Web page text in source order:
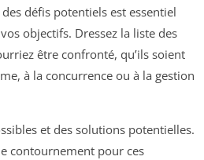
défis potentiels est essentiel
objectifs. Dressez la liste des
être confronté, qu’ils soient
à la concurrence ou à la gestion
et des solutions potentielles.
contournement pour ces